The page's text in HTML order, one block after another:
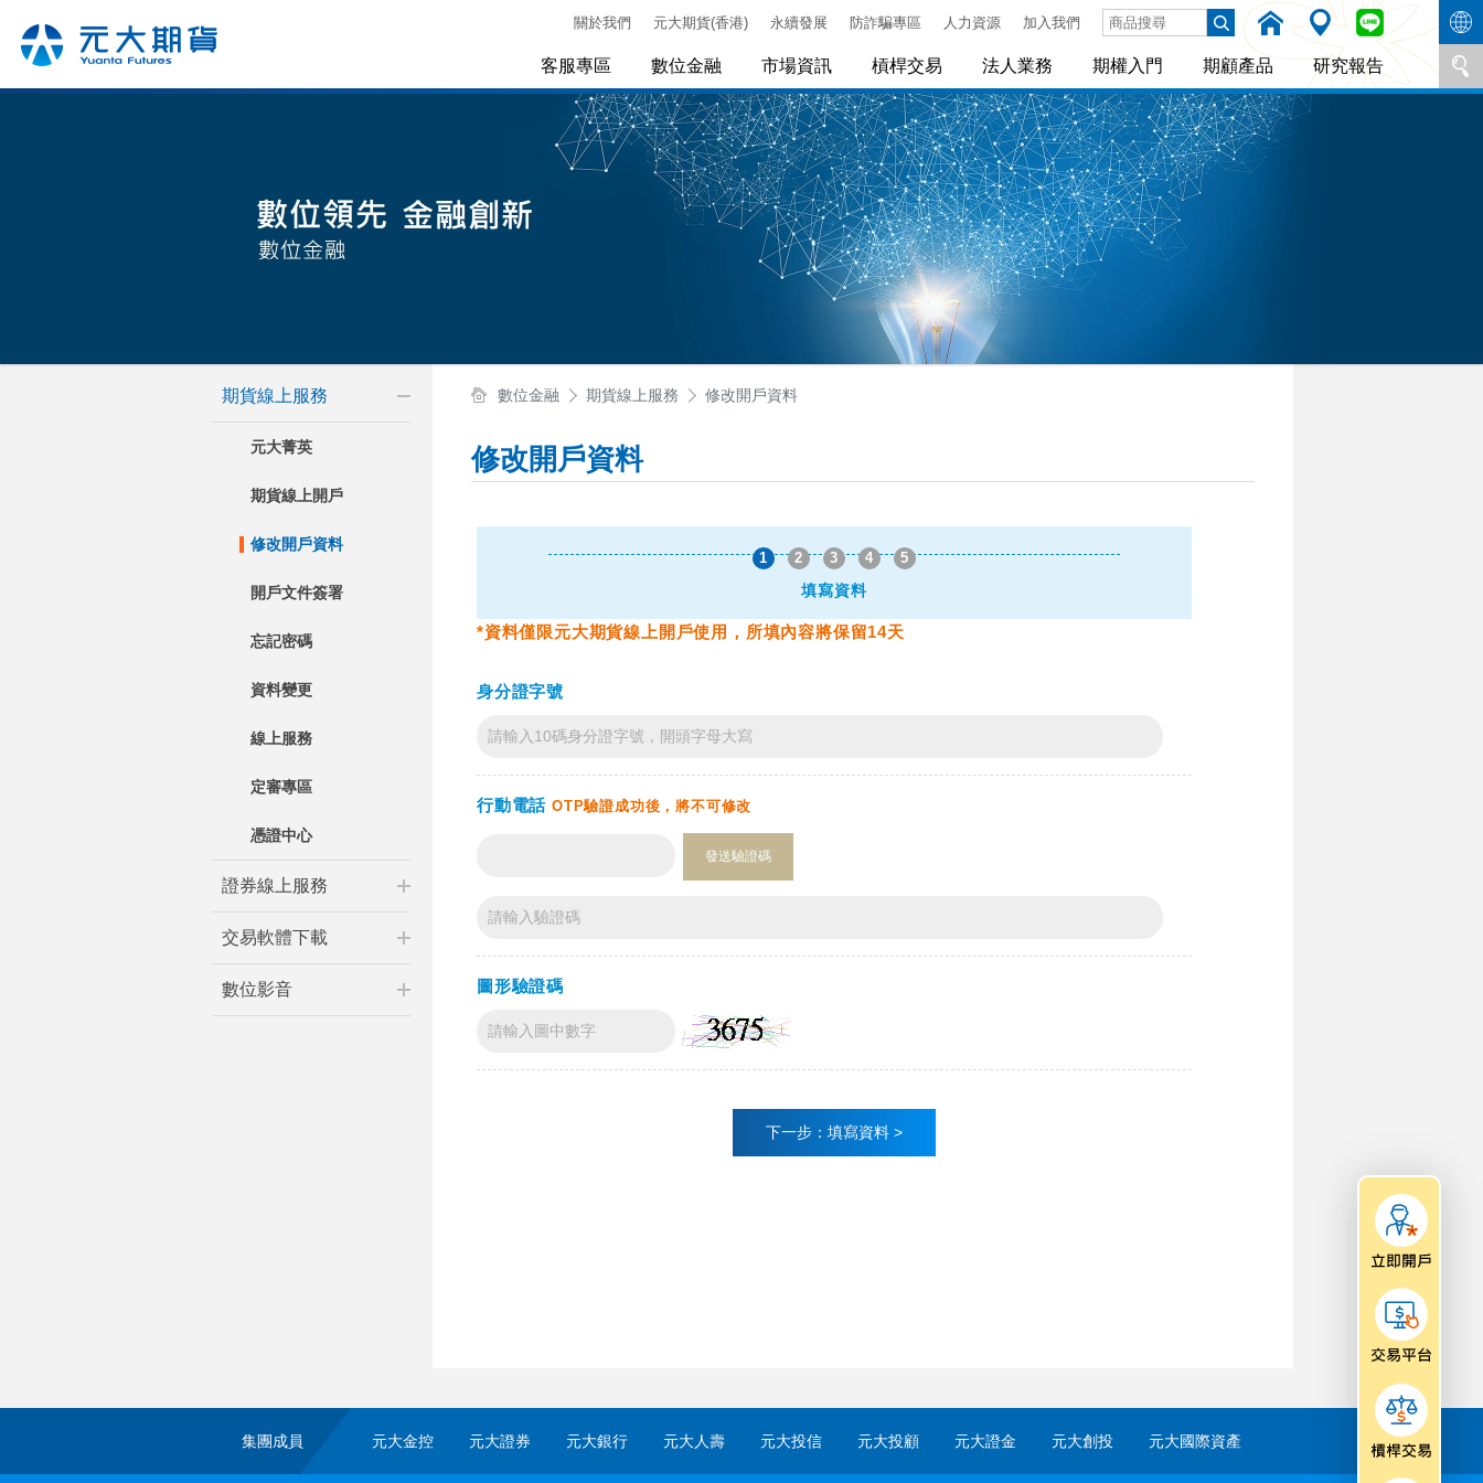
關於我們 元大期貨(香港) 永續發展 防詐騙專區 人力資源 加入我們
客服專區 數位金融 市場資訊 槓桿交易 法人業務 期權入門 期顧產品 研究報告
期貨線上服務
元大菁英
期貨線上開戶
修改開戶資料
開戶文件簽署
忘記密碼
資料變更
線上服務
定審專區
憑證中心
證券線上服務
交易軟體下載
數位影音
數位金融 期貨線上服務 修改開戶資料
修改開戶資料
集團成員 元大金控 元大證券 元大銀行 元大人壽 元大投信 元大投顧 元大證金 元大創投 元大國際資產